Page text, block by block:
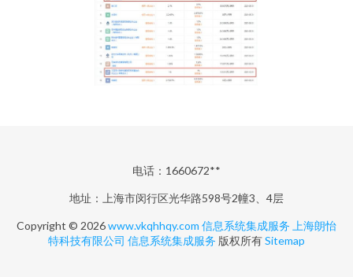
电话：1660672**
地址：上海市闵行区光华路598号2幢3、4层
Copyright © 2026www.vkqhhqy.com 信息系统集成服务 上海朗怡
特科技有限公司 信息系统集成服务 版权所有Sitemap